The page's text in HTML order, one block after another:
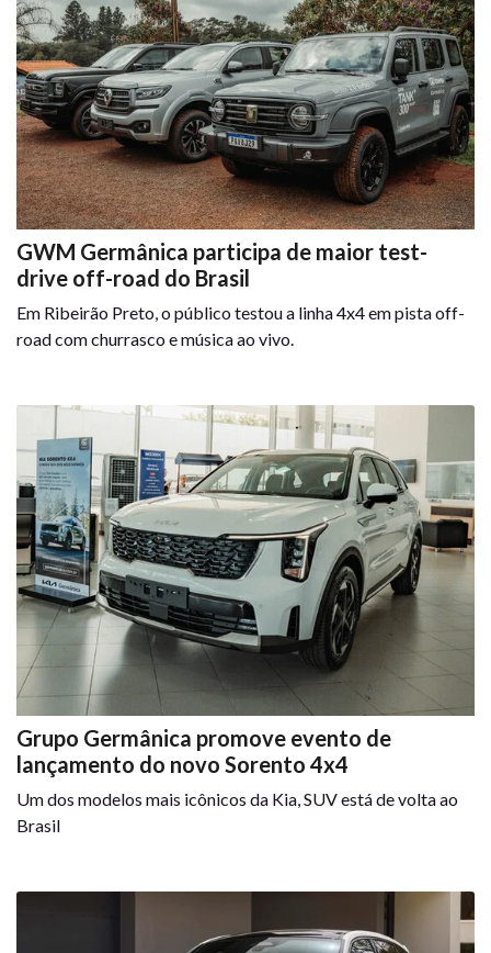
GWM Germânica participa de maior test-
drive off-road do Brasil
Em Ribeirão Preto, o público testou a linha 4x4 em pista off-
road com churrasco e música ao vivo.
Grupo Germânica promove evento de
lançamento do novo Sorento 4x4
Um dos modelos mais icônicos da Kia, SUV está de volta ao
Brasil